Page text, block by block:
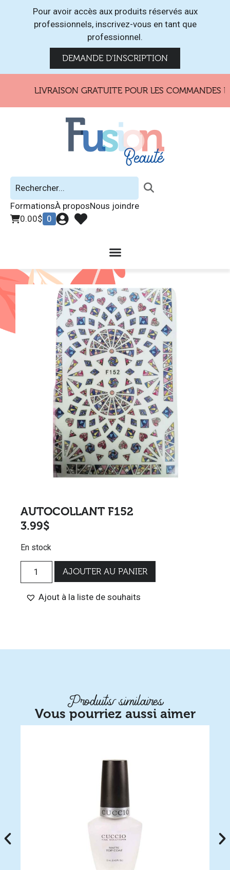
Pour avoir accès aux produits réservés aux
professionnels, inscrivez-vous en tant que
professionnel.
DEMANDE D'INSCRIPTION
LIVRAISON GRATUITE POUR LES COMMANDES
FormationsÀ proposNous joindre
0.00$ 0
AUTOCOLLANT F152
3.99$
En stock
AJOUTER AU PANIER
Ajout à la liste de souhaits
Produits similaires
Vous pourriez aussi aimer